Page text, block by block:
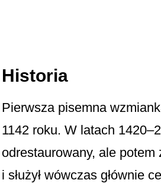
Historia
Pierwsza pisemna
1142 roku. W latach
odrestaurowany, ale potem
i służył wówczas głównie